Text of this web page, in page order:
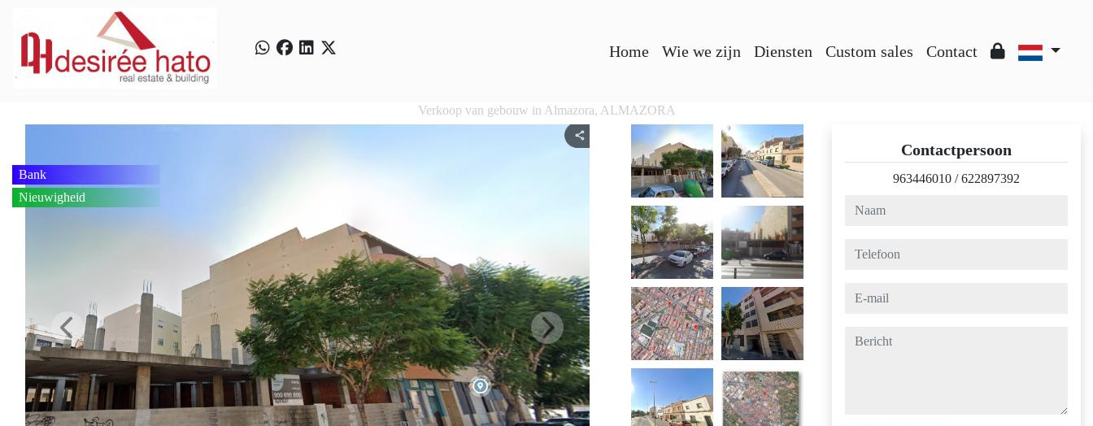
Home Wie we zijn Diensten Custom sales Contact
Verkoop van gebouw in Almazora, ALMAZORA
Bank
Nieuwigheid
Contactpersoon
963446010 /622897392
naam
telefoon
e-mail
bericht